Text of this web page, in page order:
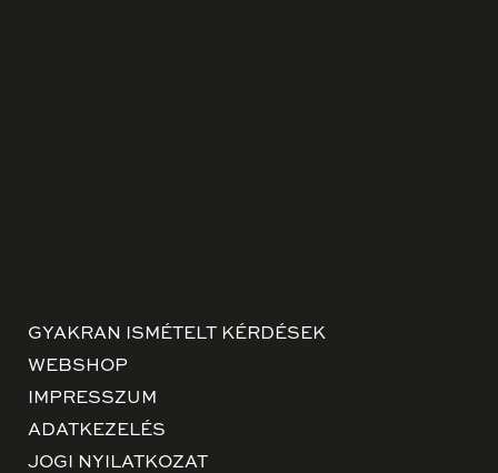
GYAKRAN ISMÉTELT KÉRDÉSEK
WEBSHOP
IMPRESSZUM
ADATKEZELÉS
JOGI NYILATKOZAT